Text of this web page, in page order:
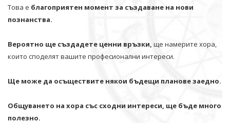
Това е благоприятен момент за създаване на нови
познанства.
Вероятно ще създадете ценни връзки, ще намерите хора,
които споделят вашите професионални интереси.
Ще може да осъществите някои бъдещи планове заедно.
Общуването на хора със сходни интереси, ще бъде много
полезно.